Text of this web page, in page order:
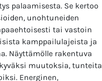
palaamisesta. Se kertoo
unohtuneiden
tai vastoin
kamppailulajeista ja
Näyttämölle rakentuva
muutoksia, tunteita
Energinen,